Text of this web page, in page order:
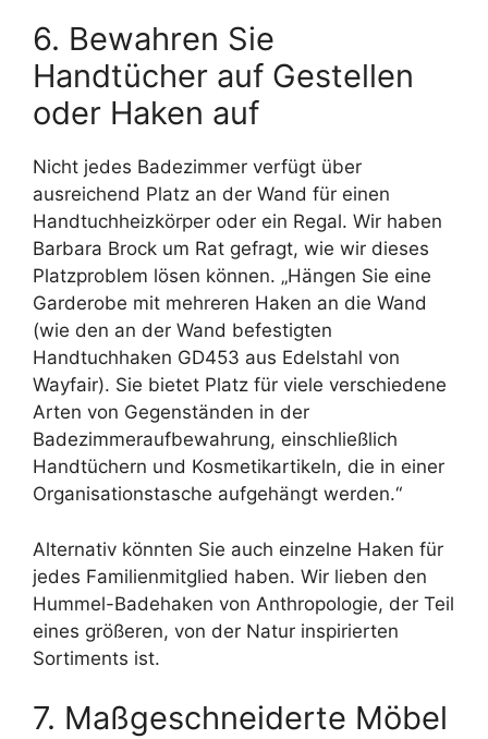
6. Bewahren Sie
Handtücher auf Gestellen
oder Haken auf
Nicht jedes Badezimmer verfügt über
ausreichend Platz an der Wand für einen
Handtuchheizkörper oder ein Regal. Wir haben
Barbara Brock um Rat gefragt, wie wir dieses
Platzproblem lösen können. „Hängen Sie eine
Garderobe mit mehreren Haken an die Wand
(wie den an der Wand befestigten
Handtuchhaken GD453 aus Edelstahl von
Wayfair). Sie bietet Platz für viele verschiedene
Arten von Gegenständen in der
Badezimmeraufbewahrung, einschließlich
Handtüchern und Kosmetikartikeln, die in einer
Organisationstasche aufgehängt werden.“
Alternativ könnten Sie auch einzelne Haken für
jedes Familienmitglied haben. Wir lieben den
Hummel-Badehaken von Anthropologie, der Teil
eines größeren, von der Natur inspirierten
Sortiments ist.
7. Maßgeschneiderte Möbel